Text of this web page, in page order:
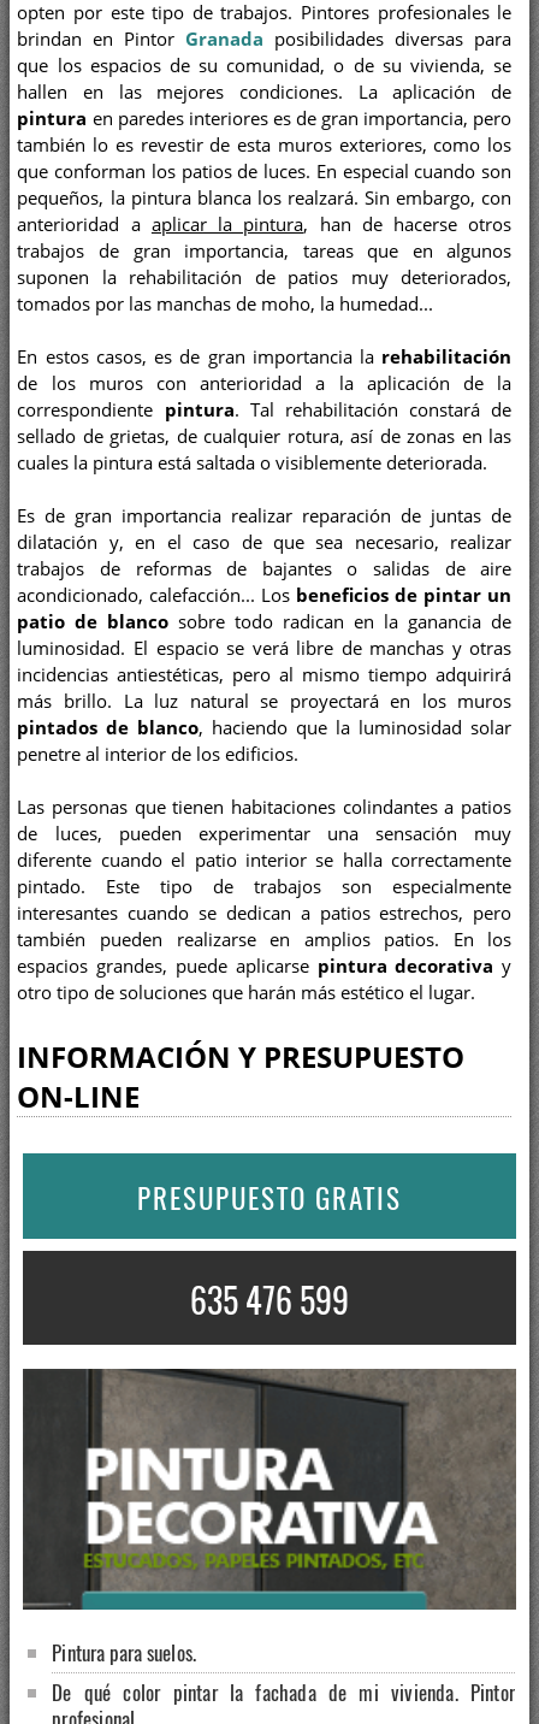
opten por este tipo de trabajos. Pintores profesionales le
brindan en Pintor Granada posibilidades diversas para
que los espacios de su comunidad, o de su vivienda, se
hallen en las mejores condiciones. La aplicación de
pintura en paredes interiores es de gran importancia, pero
también lo es revestir de esta muros exteriores, como los
que conforman los patios de luces. En especial cuando son
pequeños, la pintura blanca los realzará. Sin embargo, con
anterioridad a aplicar la pintura, han de hacerse otros
trabajos de gran importancia, tareas que en algunos
suponen la rehabilitación de patios muy deteriorados,
tomados por las manchas de moho, la humedad...
En estos casos, es de gran importancia la rehabilitación
de los muros con anterioridad a la aplicación de la
correspondiente pintura. Tal rehabilitación constará de
sellado de grietas, de cualquier rotura, así de zonas en las
cuales la pintura está saltada o visiblemente deteriorada.
Es de gran importancia realizar reparación de juntas de
dilatación y, en el caso de que sea necesario, realizar
trabajos de reformas de bajantes o salidas de aire
acondicionado, calefacción... Los beneficios de pintar un
patio de blanco sobre todo radican en la ganancia de
luminosidad. El espacio se verá libre de manchas y otras
incidencias antiestéticas, pero al mismo tiempo adquirirá
más brillo. La luz natural se proyectará en los muros
pintados de blanco, haciendo que la luminosidad solar
penetre al interior de los edificios.
Las personas que tienen habitaciones colindantes a patios
de luces, pueden experimentar una sensación muy
diferente cuando el patio interior se halla correctamente
pintado. Este tipo de trabajos son especialmente
interesantes cuando se dedican a patios estrechos, pero
también pueden realizarse en amplios patios. En los
espacios grandes, puede aplicarse pintura decorativa y
otro tipo de soluciones que harán más estético el lugar.
INFORMACIÓN Y PRESUPUESTO
ON-LINE
PRESUPUESTO GRATIS
635 476 599
Pintura para suelos.
De qué color pintar la fachada de mi vivienda. Pintor